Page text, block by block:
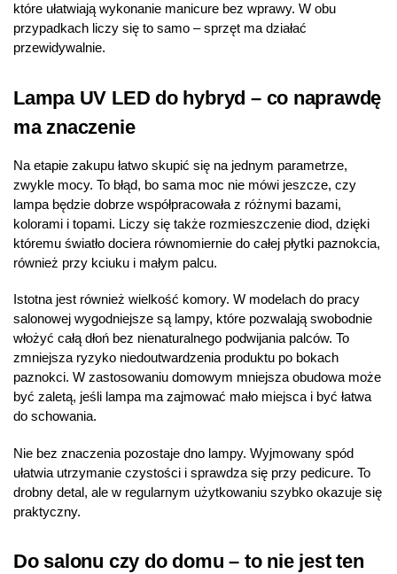
które ułatwiają wykonanie manicure bez wprawy. W obu
przypadkach liczy się to samo – sprzęt ma działać
przewidywalnie.
Lampa UV LED do hybryd – co naprawdę
ma znaczenie
Na etapie zakupu łatwo skupić się na jednym parametrze,
zwykle mocy. To błąd, bo sama moc nie mówi jeszcze, czy
lampa będzie dobrze współpracowała z różnymi bazami,
kolorami i topami. Liczy się także rozmieszczenie diod, dzięki
któremu światło dociera równomiernie do całej płytki paznokcia,
również przy kciuku i małym palcu.
Istotna jest również wielkość komory. W modelach do pracy
salonowej wygodniejsze są lampy, które pozwalają swobodnie
włożyć całą dłoń bez nienaturalnego podwijania palców. To
zmniejsza ryzyko niedoutwardzenia produktu po bokach
paznokci. W zastosowaniu domowym mniejsza obudowa może
być zaletą, jeśli lampa ma zajmować mało miejsca i być łatwa
do schowania.
Nie bez znaczenia pozostaje dno lampy. Wyjmowany spód
ułatwia utrzymanie czystości i sprawdza się przy pedicure. To
drobny detal, ale w regularnym użytkowaniu szybko okazuje się
praktyczny.
Do salonu czy do domu – to nie jest ten